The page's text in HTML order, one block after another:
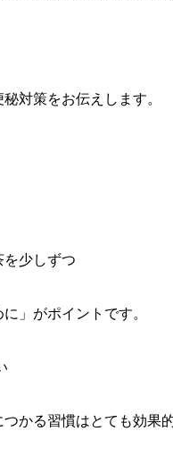
対策をお伝えします。
を少しずつ
」がポイントです。
かる習慣はとても効果